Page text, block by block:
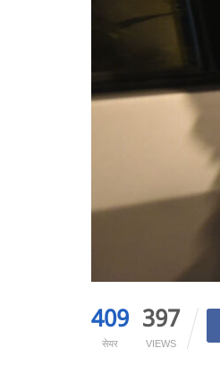
409
सेयर
397
VIEWS